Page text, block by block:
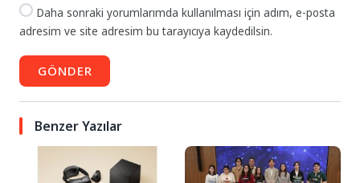
Daha sonraki yorumlarımda kullanılması için adım, e-posta
adresim ve site adresim bu tarayıcıya kaydedilsin.
GÖNDER
Benzer Yazılar